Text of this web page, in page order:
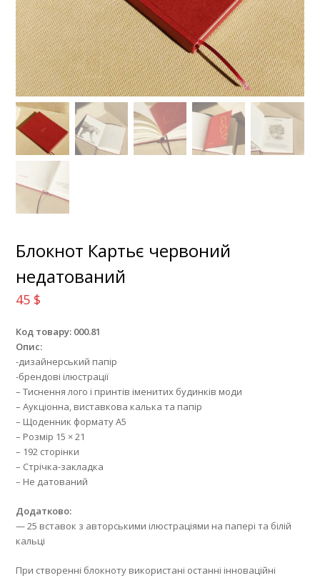
Блокнот Картьє червоний
недатований
45 $
Код товару: 000.81
Опис:
-дизайнерський папір
-брендові ілюстрації
– Тиснення лого і принтів іменитих будинків моди
– Аукціонна, виставкова калька та папір
– Щоденник формату А5
– Розмір 15 × 21
– 192 сторінки
– Стрічка-закладка
– Не датований
Додатково:
— 25 вставок з авторськими ілюстраціями на папері та білій
кальці
При створенні блокноту використані останні інноваційні